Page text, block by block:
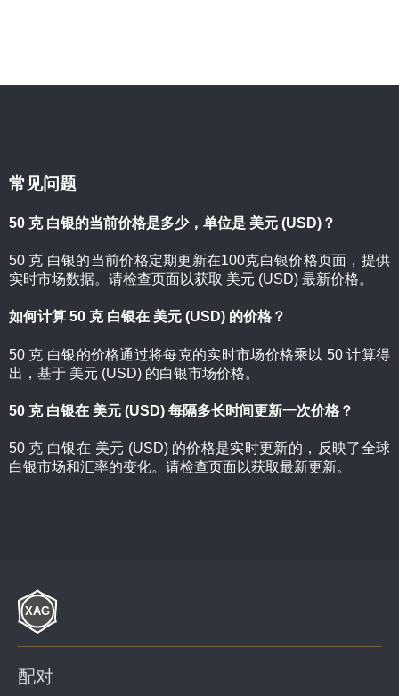
常见问题
50 克 白银的当前价格是多少，单位是 美元 (USD)？
50 克 白银的当前价格定期更新在100克白银价格页面，提供
实时市场数据。请检查页面以获取 美元 (USD) 最新价格。
如何计算 50 克 白银在 美元 (USD) 的价格？
50 克 白银的价格通过将每克的实时市场价格乘以 50 计算得
出，基于 美元 (USD) 的白银市场价格。
50 克 白银在 美元 (USD) 每隔多长时间更新一次价格？
50 克 白银在 美元 (USD) 的价格是实时更新的，反映了全球
白银市场和汇率的变化。请检查页面以获取最新更新。
配对